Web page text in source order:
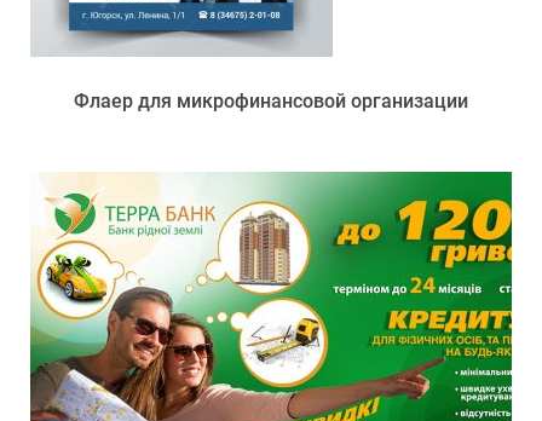
Флаер для микрофинансовой организации